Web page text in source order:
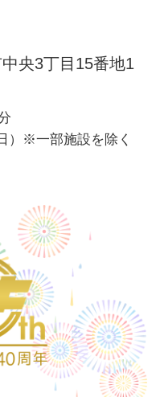
央3丁目15番地1
）※一部施設を除く